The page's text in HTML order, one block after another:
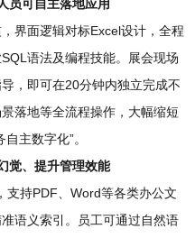
员可自主落地应用
界面逻辑对标Excel设计，全程
语法及编程技能。展会现场
，即可在20分钟内独立完成不
落地等全流程操作，大幅缩短
主数字化”。
觉、提升管理效能
支持PDF、Word等各类办公文
语义索引。员工可通过自然语